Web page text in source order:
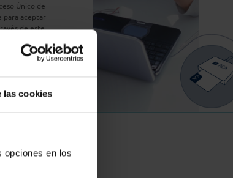
las cookies
opciones en los
Único de
para aceptar
de este